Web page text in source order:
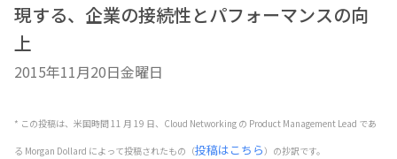
現する、企業の接続性とパフォーマンスの向
上
2015年11月20日金曜日
* この投稿は、米国時間 11 月 19 日、 Cloud Networking の Product Management Lead であ
る Morgan Dollard によって投稿されたもの（投稿はこちら）の抄訳です。